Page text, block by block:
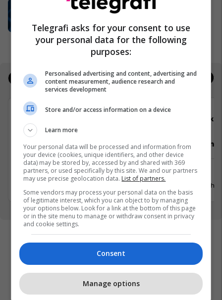
UBT i pari me numrin më të madh të
programeve të akredituara në
sektorin privat
UBT
Jobs Real Estate
Video Editor/Kameraman (3 pozita)
Prishtinë
Punëtor në
Xërxe
20 Gusht
Telegrafi asks for your consent to use
your personal data for the following
purposes:
Personalised advertising and content, advertising and
content measurement, audience research and
services development
Store and/or access information on a device
Learn more
Your personal data will be processed and information from
your device (cookies, unique identifiers, and other device
data) may be stored by, accessed by and shared with 369
partners, or used specifically by this site. We and our partners
may use precise geolocation data. List of partners.
Some vendors may process your personal data on the basis
of legitimate interest, which you can object to by managing
your options below. Look for a link at the bottom of this page
or in the site menu to manage or withdraw consent in privacy
and cookie settings.
Consent
Manage options